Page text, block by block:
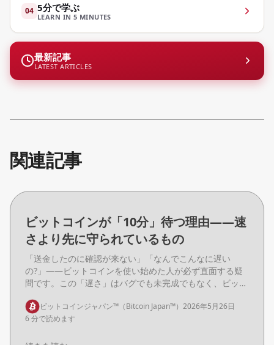
04 5分で学ぶ
LEARN IN 5 MINUTES
最新記事
LATEST ARTICLES
関連記事
ビットコインが「10分」待つ理由——速
さより先に守られているもの
「送金したのに確認が来ない」「なんでこんなに遅い
の?」——ビットコインを使い始めた人が必ず直面する疑
問です。この「遅さ」はバグでも未完成でもなく、ビット
ビットコインジャパン™（Bitcoin Japan™） 2026年5月26日
6 分で読めます